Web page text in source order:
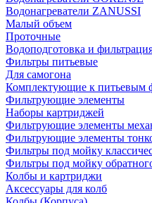
Водонагреватели ZANUSSI
Малый объем
Проточные
Водоподготовка и
Фильтры питьевые
Для самогона
Комплектующие к питьевым
Фильтрующие элементы
Наборы картриджей
Фильтрующие элементы
Фильтрующие элементы
Фильтры под мойку
Фильтры под мойку
Колбы и картриджи
Аксессуары для колб